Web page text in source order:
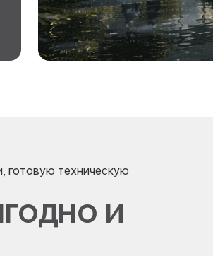
готовую техническую
и